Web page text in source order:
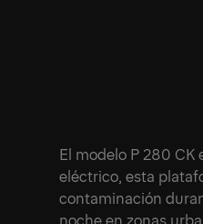
El modelo P 280
eléctrico, esta
contaminación
noche en zonas